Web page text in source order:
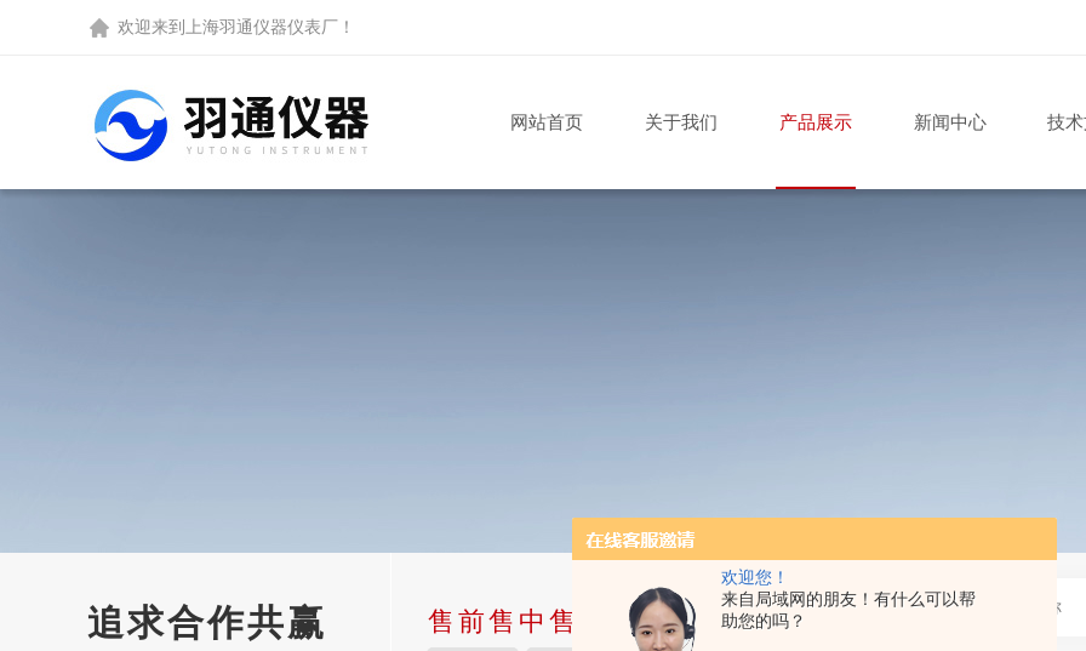
欢迎您！
来自局域网的朋友！有什么可以帮
助您的吗？
欢迎来到 上海羽通仪器仪表厂 ！
网站首页 关于我们 产品展示 新闻中心 技
追求合作共赢 售前售中售后完整的服务体系